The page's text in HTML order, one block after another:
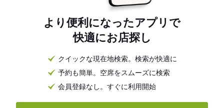
より便利になったアプリで
快適にお店探し
クイックな現在地検索。検索が快適に
予約も簡単。空席をスムーズに検索
会員登録なし。すぐに利用開始